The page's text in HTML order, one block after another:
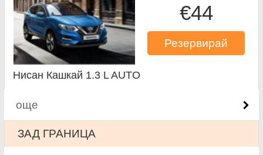
€44
Резервирай
Нисан Кашкай 1.3 L AUTO
още
ЗАД ГРАНИЦА